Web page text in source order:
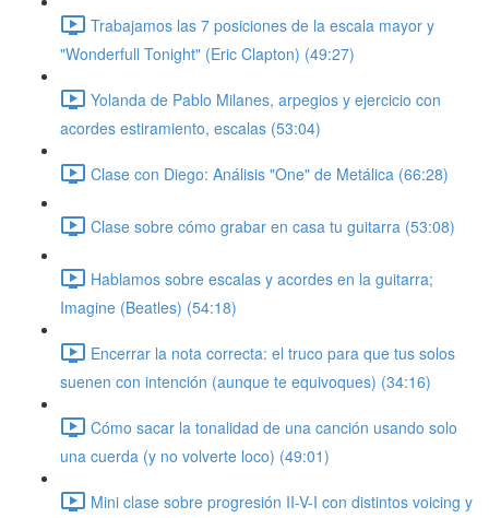
Trabajamos las 7 posiciones de la escala mayor y
"Wonderfull Tonight" (Eric Clapton) (49:27)
Yolanda de Pablo Milanes, arpegios y ejercicio con
acordes estiramiento, escalas (53:04)
Clase con Diego: Análisis "One" de Metálica (66:28)
Clase sobre cómo grabar en casa tu guitarra (53:08)
Hablamos sobre escalas y acordes en la guitarra;
Imagine (Beatles) (54:18)
Encerrar la nota correcta: el truco para que tus solos
suenen con intención (aunque te equivoques) (34:16)
Cómo sacar la tonalidad de una canción usando solo
una cuerda (y no volverte loco) (49:01)
Mini clase sobre progresión II-V-I con distintos voicing y